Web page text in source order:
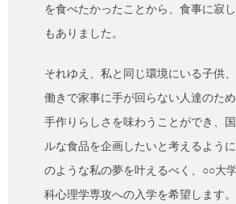
を食べたかったことから、食事に寂
もありました。
それゆえ、私と同じ環境にいる子供
働きで家事に手が回らない人達のた
手作りらしさを味わうことができ、
ルな食品を企画したいと考えるよう
のような私の夢を叶えるべく、○○大
科心理学専攻への入学を希望します。